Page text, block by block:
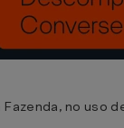
no uso